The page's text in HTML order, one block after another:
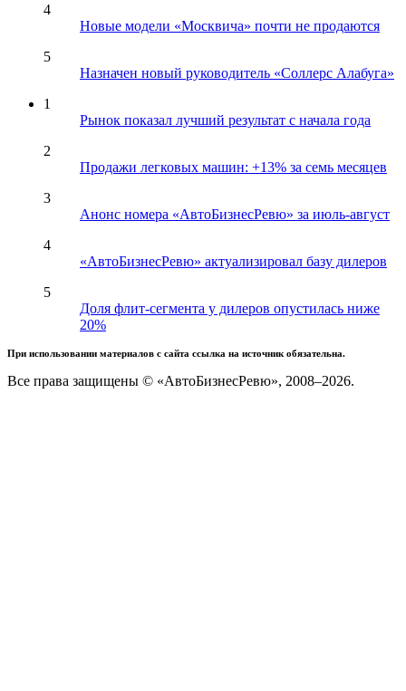
4
Новые модели «Москвича» почти не продаются
5
Назначен новый руководитель «Соллерс Алабуга»
1
Рынок показал лучший результат с начала года
2
Продажи легковых машин: +13% за семь месяцев
3
Анонс номера «АвтоБизнесРевю» за июль-август
4
«АвтоБизнесРевю» актуализировал базу дилеров
5
Доля флит-сегмента у дилеров опустилась ниже
20%
При использовании материалов с сайта ссылка на источник обязательна.
Все права защищены © «АвтоБизнесРевю», 2008–2026.